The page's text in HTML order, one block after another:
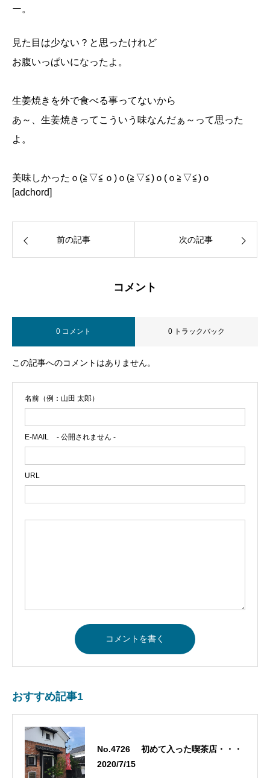
ー。
見た目は少ない？と思ったけれど
お腹いっぱいになったよ。
生姜焼きを外で食べる事ってないから
あ～、生姜焼きってこういう味なんだぁ～って思った
よ。
美味しかったｏ(≧▽≦ｏ)ｏ(≧▽≦)ｏ(ｏ≧▽≦)ｏ
[adchord]
前の記事 次の記事
コメント
0 コメント 0 トラックバック
この記事へのコメントはありません。
名前（例：山田 太郎）
E-MAIL - 公開されません -
URL
おすすめ記事1
No.4726 初めて入った喫茶店・・・
2020/7/15